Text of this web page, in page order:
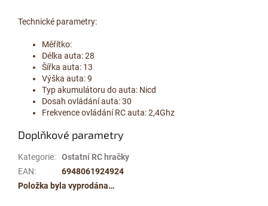
Technické parametry:
Měřítko:
Délka auta: 28
Šířka auta: 13
Výška auta: 9
Typ akumulátoru do auta: Nicd
Dosah ovládání auta: 30
Frekvence ovládání RC auta: 2,4Ghz
Doplňkové parametry
Kategorie:
Ostatní RC hračky
EAN:
6948061924924
Položka byla vyprodána…